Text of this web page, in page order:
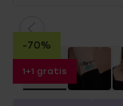
-70%
1+1 gratis